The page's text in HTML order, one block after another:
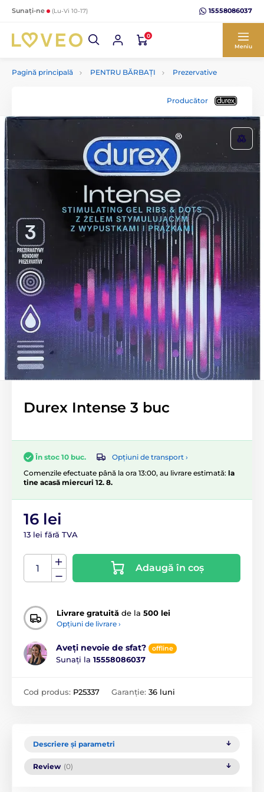
Sunați-ne (Lu-Vi 10-17) 15558086037
0
Meniu
Pagină principală PENTRU BĂRBAȚI Prezervative
Producător
Durex Intense 3 buc
În stoc 10 buc.
Opțiuni de transport ›
Comenzile efectuate până la ora 13:00, au livrare estimată: la
tine acasă miercuri 12. 8.
16 lei
13 lei fără TVA
Adaugă în coș
Livrare gratuită de la 500 lei
Opțiuni de livrare ›
Aveți nevoie de sfat? offline
Sunați la 15558086037
Cod produs: P25337 Garanție: 36 luni
Descriere și parametri
Review (0)